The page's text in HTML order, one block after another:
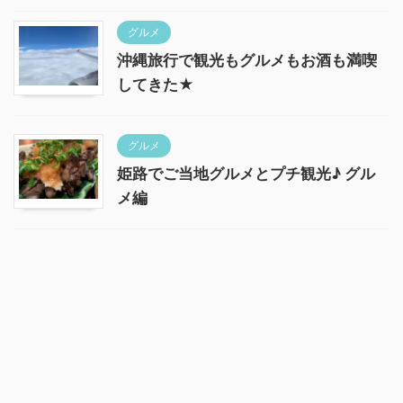
グルメ
沖縄旅行で観光もグルメもお酒も満喫
してきた★
グルメ
姫路でご当地グルメとプチ観光♪ グル
メ編